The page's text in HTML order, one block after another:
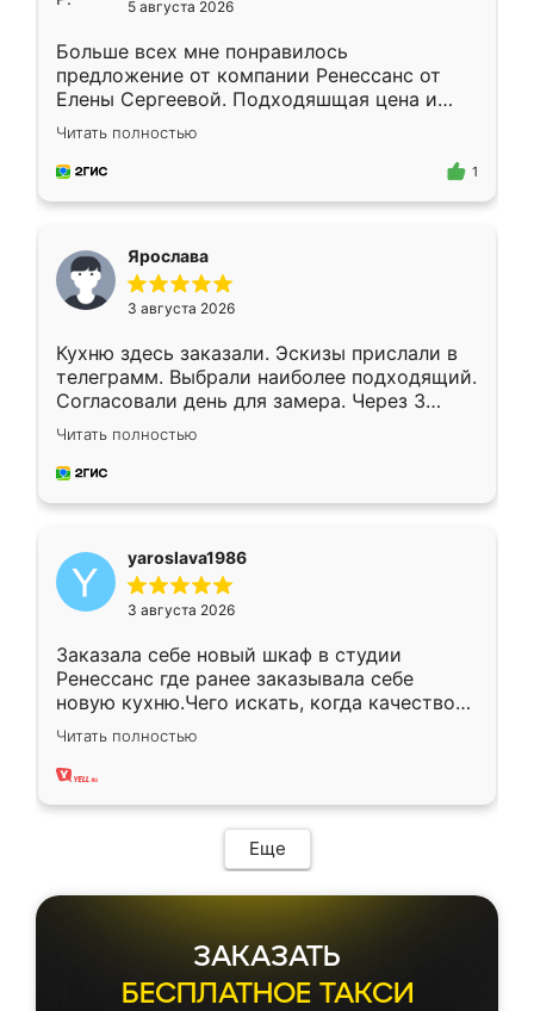
5 августа 2026
Больше всех мне понравилось
предложение от компании Ренессанс от
Елены Сергеевой. Подходяшщая цена и
короткие сроки изготовления. Приехавший
для замера сотрудник Владислав
предложил по моему эскизу самый
Читать полностью
1
Ярослава
3 августа 2026
Кухню здесь заказали. Эскизы прислали в
телеграмм. Выбрали наиболее подходящий.
Согласовали день для замера. Через 3
недели кухня была уже готова. Остались
довольны работой. Спасибо Ренессанс
мебель за качественную работу!
Читать полностью
yaroslava1986
3 августа 2026
Заказала себе новый шкаф в студии
Ренессанс где ранее заказывала себе
новую кухню.Чего искать, когда качеством
вполне довольна. Служит кухня уже почти
два года, нареканий нет.
Читать полностью
Еще
ЗАКАЗАТЬ
БЕСПЛАТНОЕ ТАКСИ